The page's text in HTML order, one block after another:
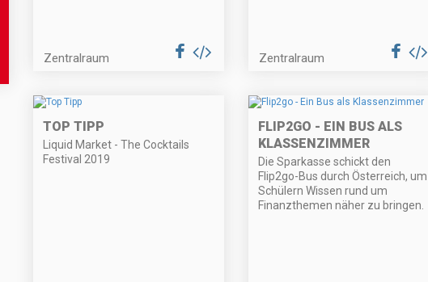
Zentralraum Zentralraum
TOP TIPP
Liquid Market - The Cocktails
Festival 2019
FLIP2GO - EIN BUS ALS
KLASSENZIMMER
Die Sparkasse schickt den
Flip2go-Bus durch Österreich, um
Schülern Wissen rund um
Finanzthemen näher zu bringen.